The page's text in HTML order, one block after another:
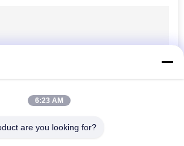
sóng
6:23 AM
are you looking for?